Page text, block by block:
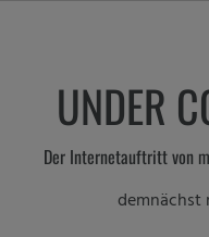
UNDER
Der Internetauftritt von
demnächst